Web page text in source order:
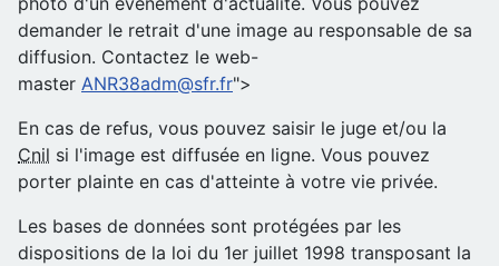
demander le retrait d'une image au responsable de sa
diffusion. Contactez le web-
master ANR38adm@sfr.fr">
En cas de refus, vous pouvez saisir le juge et/ou la
Cnil si l'image est diffusée en ligne. Vous pouvez
porter plainte en cas d'atteinte à votre vie privée.
Les bases de données sont protégées par les
dispositions de la loi du 1er juillet 1998 transposant la